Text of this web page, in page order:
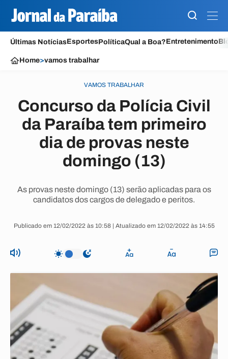
Últimas NotíciasEsportesPolíticaQual a Boa?Entretenimento
Home>vamos trabalhar
VAMOS TRABALHAR
Concurso da Polícia Civil
da Paraíba tem primeiro
dia de provas neste
domingo (13)
As provas neste domingo (13) serão aplicadas para os
candidatos dos cargos de delegado e peritos.
Publicado em 12/02/2022 às 10:58 | Atualizado em 12/02/2022 às 14:55